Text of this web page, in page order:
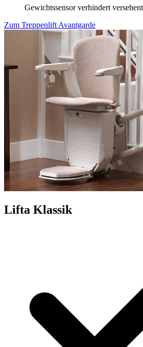
Gewichtssensor verhindert
Zum Treppenlift Avantgarde
Lifta Klassik